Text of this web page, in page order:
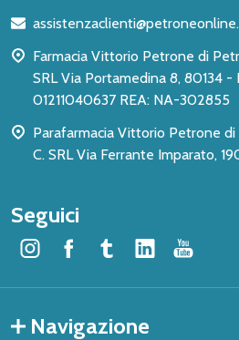
pagina
Farmacia Vittorio Petrone di
SRL Via Portamedina 8, 80134 - Napoli NA P.IVA:
01211040637 REA: NA-302855
Parafarmacia Vittorio Petrone
C. SRL Via Ferrante Imparato,
Seguici
Navigazione